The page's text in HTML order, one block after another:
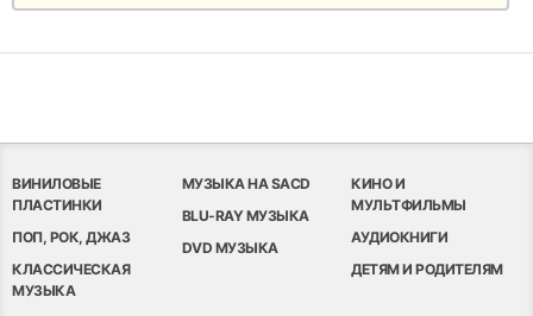
ВИНИЛОВЫЕ
ПЛАСТИНКИ
ПОП, РОК, ДЖАЗ
КЛАССИЧЕСКАЯ
МУЗЫКА
МУЗЫКА НА SACD
BLU-RAY МУЗЫКА
DVD МУЗЫКА
КИНО И
МУЛЬТФИЛЬМЫ
АУДИОКНИГИ
ДЕТЯМ И РОДИТЕЛЯМ